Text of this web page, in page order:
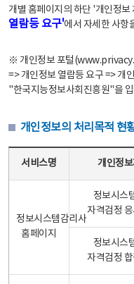
개별 홈페이지의 하단 '개인정보
열람등 요구'에서 자세한 사항
※ 개인정보 포털
=> 개인정보 열람등 요구 => 개
"한국지능정보사회진흥원"을
개인정보의 처리목적 현
서비스명 개인정
정보시스템감리사
홈페이지
정보시스
자격검정
정보시스
자격검정